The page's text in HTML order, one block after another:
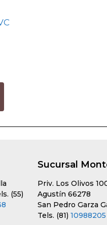
(55)
Sucursal
Priv. Los Olivos
Agustín 66278
San Pedro Garza
Tels. (81) 10988205